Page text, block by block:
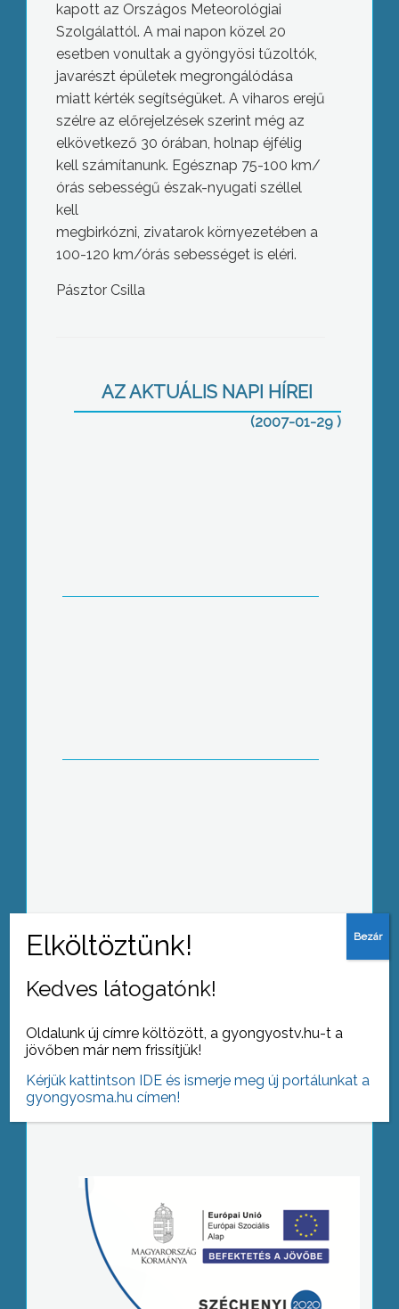
kapott az Országos Meteorológiai
Szolgálattól. A mai napon közel 20
esetben vonultak a gyöngyösi tűzoltók,
javarészt épületek megrongálódása
miatt kérték segítségüket. A viharos erejű
szélre az előrejelzések szerint még az
elkövetkező 30 órában, holnap éjfélig
kell számítanunk. Egésznap 75-100 km/
órás sebességű észak-nyugati széllel
kell
megbirkózni, zivatarok környezetében a
100-120 km/órás sebességet is eléri.
Pásztor Csilla
AZ AKTUÁLIS NAPI HÍREI
(2007-01-29 )
Tovább az archívumra
Kedves látogatónk!
Oldalunk új címre költözött, a gyongyostv.hu-t a
jövőben már nem frissítjük!
Kérjük kattintson IDE és ismerje meg új portálunkat a
gyongyosma.hu címen!